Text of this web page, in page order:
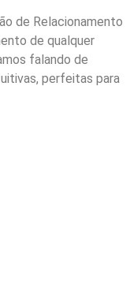
de Relacionamento
de qualquer
falando de
perfeitas para